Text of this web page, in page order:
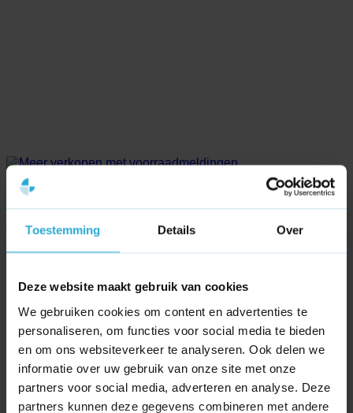
Toestemming Details Over
Deze website maakt gebruik van cookies
We gebruiken cookies om content en advertenties te
personaliseren, om functies voor social media te bieden
en om ons websiteverkeer te analyseren. Ook delen we
informatie over uw gebruik van onze site met onze
partners voor social media, adverteren en analyse. Deze
partners kunnen deze gegevens combineren met andere
Meer verkopen met voorraadmeldingen